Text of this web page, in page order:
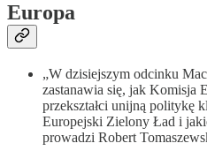
Europa
„W dzisiejszym odcinku
zastanawia się, jak Komisja
przekształci unijną politykę
Europejski Zielony Ład i
prowadzi Robert